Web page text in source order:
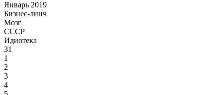
Январь 2019
Бизнес-линч
Мозг
СССР
Идиотека
31
1
2
3
4